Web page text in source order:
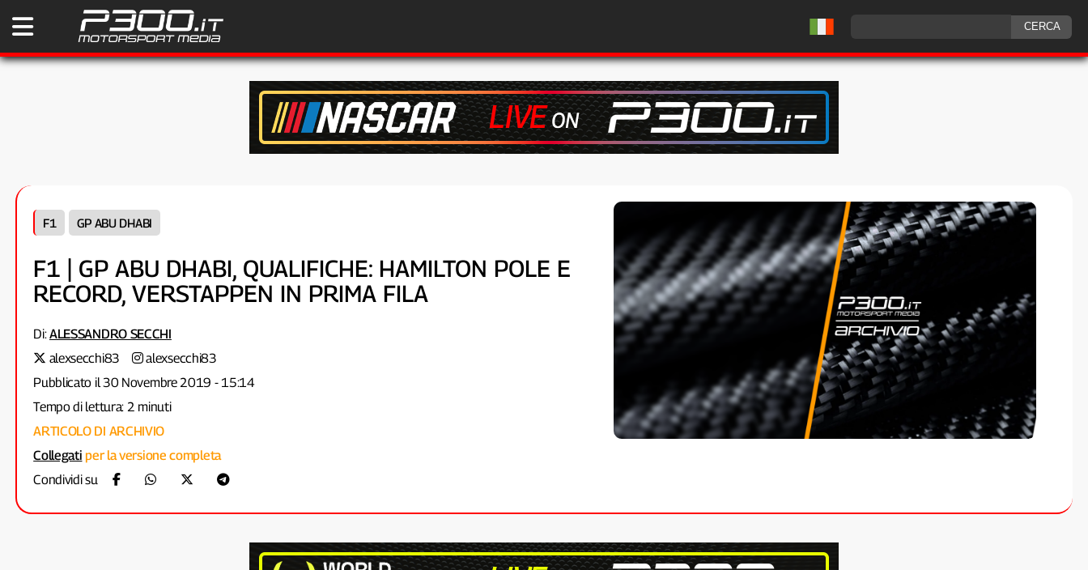
F1 GP ABU DHABI
F1 | GP ABU DHABI, QUALIFICHE: HAMILTON POLE E
RECORD, VERSTAPPEN IN PRIMA FILA
Di:ALESSANDRO SECCHI
alexsecchi83
alexsecchi83
Pubblicato il 30 Novembre 2019 - 15:14
Tempo di lettura: 2 minuti
ARTICOLO DI ARCHIVIO
Collegati per la versione completa
Condividi su